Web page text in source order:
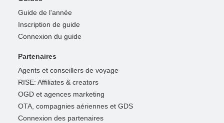
Guide de l'année
Inscription de guide
Connexion du guide
Partenaires
Agents et conseillers de voyage
RISE: Affiliates & creators
OGD et agences marketing
OTA, compagnies aériennes et GDS
Connexion des partenaires